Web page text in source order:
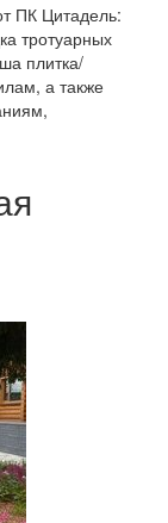
ПК Цитадель:
тротуарных
плитка/
а также